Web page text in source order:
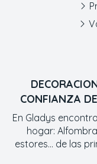
CONFIANZA
En Gladys
hogar:
estores... de las